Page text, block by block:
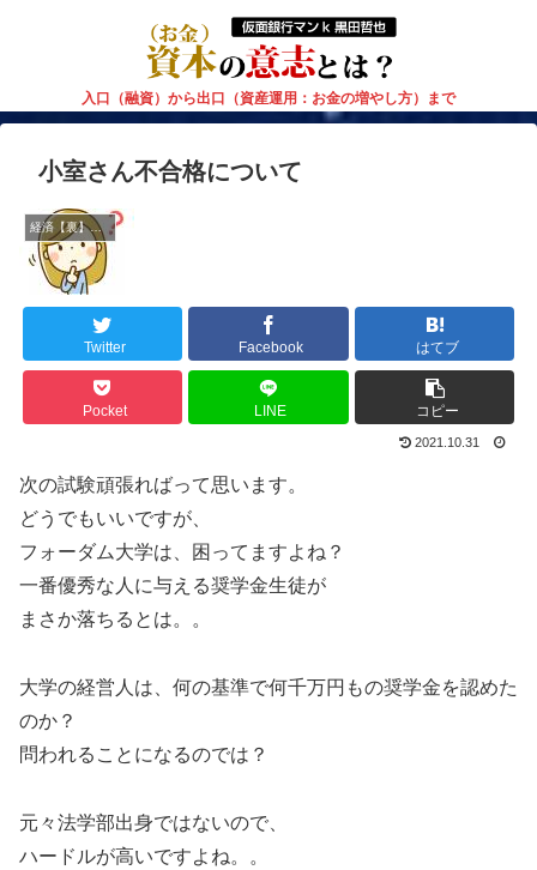
入口（融資）から出口（資産運用：お金の増やし方）まで
小室さん不合格について
経済【裏】解説
Twitter Facebook はてブ
Pocket LINE コピー
2021.10.31
次の試験頑張ればって思います。
どうでもいいですが、
フォーダム大学は、困ってますよね？
一番優秀な人に与える奨学金生徒が
まさか落ちるとは。。
大学の経営人は、何の基準で何千万円もの奨学金を認めた
のか？
問われることになるのでは？
元々法学部出身ではないので、
ハードルが高いですよね。。